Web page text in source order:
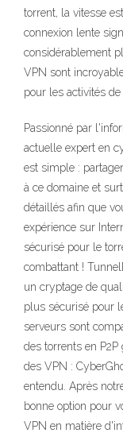
torrent, la vitesse
connexion lente
considérablement
VPN sont
pour les activités de
Passionné par
actuelle expert en
est simple :
à ce domaine et
détaillés afin que
expérience sur
sécurisé pour le
combattant !
un cryptage de
plus sécurisé pour
serveurs sont
des torrents en
des VPN :
entendu. Après
bonne option pour
VPN en matière